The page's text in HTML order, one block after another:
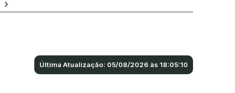
Última Atualização: 05/08/2026 às 18:05:10